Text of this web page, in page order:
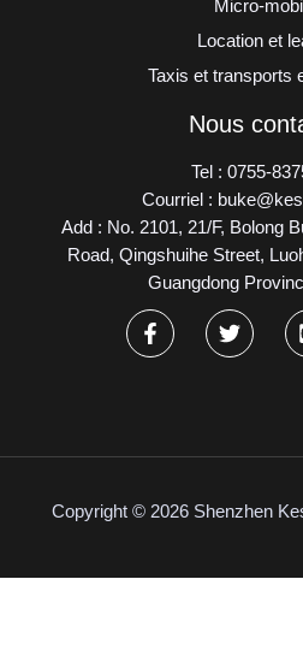
Micro-
Location et
Taxis et transports
Nous
Tel : 0755-
Courriel :
Add : No. 2101, 21/F, Bolong
Road, Qingshuihe Street,
Guangdong
Copyright © 2026 Shenzhen